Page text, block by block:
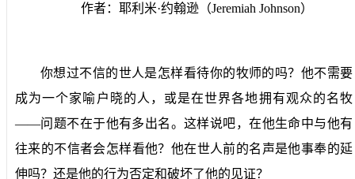
作者：耶利米·约翰逊（Jeremiah Johnson）
你想过不信的世人是怎样看待你的牧师的吗？他不需要
成为一个家喻户晓的人，或是在世界各地拥有观众的名牧
——问题不在于他有多出名。这样说吧，在他生命中与他有
往来的不信者会怎样看他？他在世人前的名声是他事奉的延
伸吗？还是他的行为否定和破坏了他的见证？